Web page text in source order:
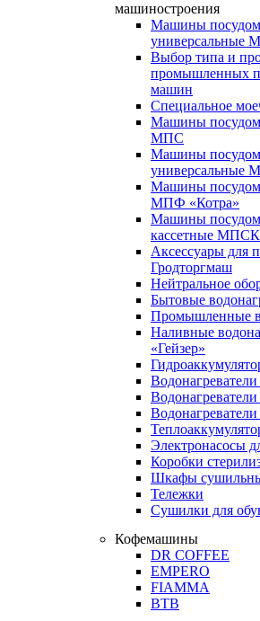
машиностроения
Машины
универсальные
Выбор типа и
промышленных
машин
Специальное
Машины
МПС
Машины
универсальные
Машины
МПФ «Котра»
Машины
кассетные
Аксессуары для
Гродторгмаш
Нейтральное
Бытовые
Промышленные
Наливные
«Гейзер»
Электронасосы
Коробки
Шкафы
Тележки
Сушилки для
Кофемашины
DR COFFEE
EMPERO
FIAMMA
BTB